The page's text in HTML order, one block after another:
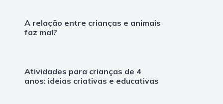
A relação entre crianças e animais
faz mal?
Atividades para crianças de 4
anos: ideias criativas e educativas